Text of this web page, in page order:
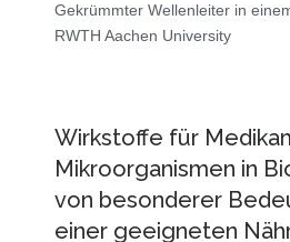
Gekrümmter Wellenleiter in
RWTH Aachen University
Wirkstoffe für
Mikroorganismen in
von besonderer
einer geeigneten